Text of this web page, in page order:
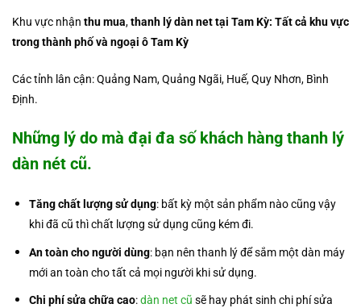
Khu vực nhận thu mua,thanh lý dàn net tại Tam Kỳ: Tất cả khu vực
trong thành phố và ngoại ô Tam Kỳ
Các tỉnh lân cận: Quảng Nam, Quảng Ngãi, Huế, Quy Nhơn, Bình
Định.
Những lý do mà đại đa số khách hàng thanh lý
dàn nét cũ.
Tăng chất lượng sử dụng: bất kỳ một sản phẩm nào cũng vậy
khi đã cũ thì chất lượng sử dụng cũng kém đi.
An toàn cho người dùng: bạn nên thanh lý để sắm một dàn máy
mới an toàn cho tất cả mọi người khi sử dụng.
Chi phí sửa chữa cao:dàn net cũ sẽ hay phát sinh chi phí sửa